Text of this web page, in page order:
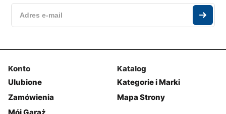
Konto
Ulubione
Zamówienia
Katalog
Kategorie i Marki
Mapa Strony